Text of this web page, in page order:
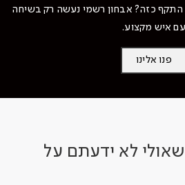
התקף כזה? אבחון רשמי נעשה רק בשיחה
עם איש מקצוע.
פנו אלינו
לא ידעתם על